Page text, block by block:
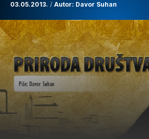
03.05.2013. Autor: Davor Suhan